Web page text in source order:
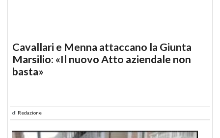
Cavallari e Menna attaccano la Giunta
Marsilio: «Il nuovo Atto aziendale non
basta»
di Redazione